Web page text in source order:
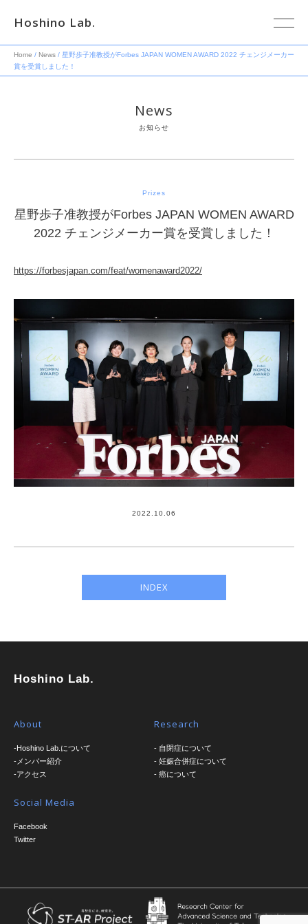
Hoshino Lab.
Home / News / 星野歩子准教授がForbes JAPAN WOMEN AWARD 2022 チェンジメーカー
賞を受賞しました！
News
お知らせ
Prizes
星野歩子准教授がForbes JAPAN WOMEN AWARD
2022 チェンジメーカー賞を受賞しました！
https://forbesjapan.com/feat/womenaward2022/
2022.10.06
INDEX
Hoshino Lab.
About
-Hoshino Lab.について
-メンバー紹介
-アクセス
Research
- 自閉症について
- 妊娠合併症について
- 癌について
Social Media
Facebook
Twitter